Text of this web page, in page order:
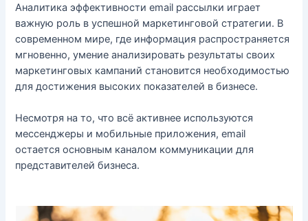
Аналитика эффективности email рассылки играет
важную роль в успешной маркетинговой стратегии. В
современном мире, где информация распространяется
мгновенно, умение анализировать результаты своих
маркетинговых кампаний становится необходимостью
для достижения высоких показателей в бизнесе.
Несмотря на то, что всё активнее используются
мессенджеры и мобильные приложения, email
остается основным каналом коммуникации для
представителей бизнеса.